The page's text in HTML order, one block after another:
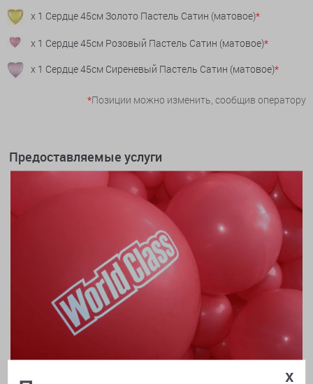
x 1 Сердце 45см Золото Пастель Сатин (матовое)*
x 1 Сердце 45см Розовый Пастель Сатин (матовое)*
x 1 Сердце 45см Сиреневый Пастель Сатин (матовое)*
*Позиции можно изменить, сообщив оператору
Предоставляемые услуги
x